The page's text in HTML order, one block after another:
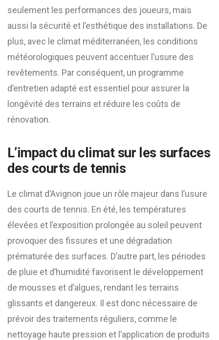
seulement les performances des joueurs, mais
aussi la sécurité et l’esthétique des installations. De
plus, avec le climat méditerranéen, les conditions
météorologiques peuvent accentuer l’usure des
revêtements. Par conséquent, un programme
d’entretien adapté est essentiel pour assurer la
longévité des terrains et réduire les coûts de
rénovation.
L’impact du climat sur les surfaces
des courts de tennis
Le climat d’Avignon joue un rôle majeur dans l’usure
des courts de tennis. En été, les températures
élevées et l’exposition prolongée au soleil peuvent
provoquer des fissures et une dégradation
prématurée des surfaces. D’autre part, les périodes
de pluie et d’humidité favorisent le développement
de mousses et d’algues, rendant les terrains
glissants et dangereux. Il est donc nécessaire de
prévoir des traitements réguliers, comme le
nettoyage haute pression et l’application de produits